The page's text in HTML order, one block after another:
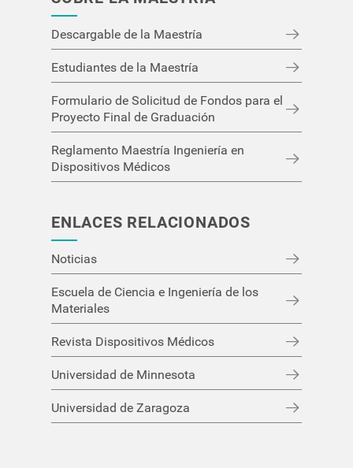
Ingeniería en Producción Industrial, TEC.
Laboratorio Institucional de Microscopía
Laboratorio de Espectroscopía Óptica, Escuela de
Física TEC.
Centro Nacional de Alta Tecnología, CeNAT.
Laboratorio Nacional de Nanotecnología
Colaboratorio Nacional de Computación Avanzada
(CNCA-CeNAT).
Cicanum, UCR.
PoliUNA, UNA.
Laboratorios especializados de la industria médica.
Descargable de la Maestría
Estudiantes de la Maestría
Formulario de Solicitud de Fondos para el
Proyecto Final de Graduación
Reglamento Maestría Ingeniería en
Dispositivos Médicos
ENLACES RELACIONADOS
Noticias
Escuela de Ciencia e Ingeniería de los
Materiales
Revista Dispositivos Médicos
Universidad de Minnesota
Universidad de Zaragoza